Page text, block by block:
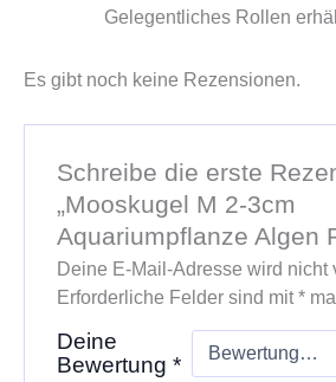
Gelegentliches Rollen
Es gibt noch keine Rezensionen.
Schreibe die erste
„Mooskugel M 2-3cm
Aquariumpflanze Algen
Deine E-Mail-Adresse wird nicht
Erforderliche Felder sind mit*
Deine
Bewertung *